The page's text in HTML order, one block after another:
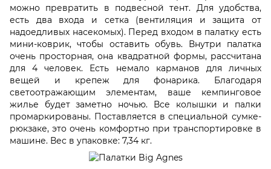
можно превратить в подвесной тент. Для удобства,
есть два входа и сетка (вентиляция и защита от
надоедливых насекомых). Перед входом в палатку есть
мини-коврик, чтобы оставить обувь. Внутри палатка
очень просторная, она квадратной формы, рассчитана
для 4 человек. Есть немало карманов для личных
вещей и крепеж для фонарика. Благодаря
светоотражающим элементам, ваше кемпинговое
жилье будет заметно ночью. Все колышки и палки
промаркированы. Поставляется в специальной сумке-
рюкзаке, это очень комфортно при транспортировке в
машине. Вес в упаковке: 7,34 кг.